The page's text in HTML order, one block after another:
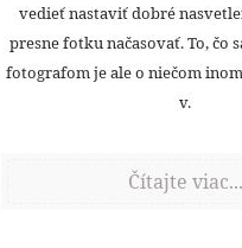
vedieť nastaviť dobré
presne fotku načasovať. To, čo
fotografom je ale o niečom
v.
Čítajte viac...